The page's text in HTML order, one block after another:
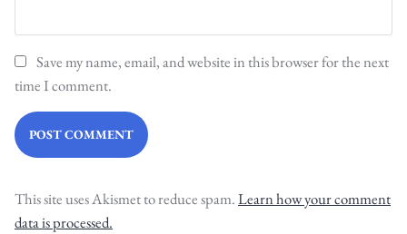
Save my name, email, and website in this browser for the next
time I comment.
This site uses Akismet to reduce spam.Learn how your comment
data is processed.